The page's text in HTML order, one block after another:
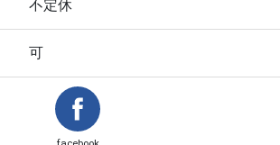
不定休
可